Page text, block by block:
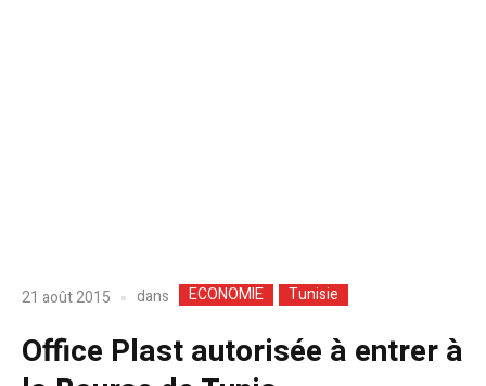
21 août 2015 dans ECONOMIE Tunisie
Office Plast autorisée à entrer à